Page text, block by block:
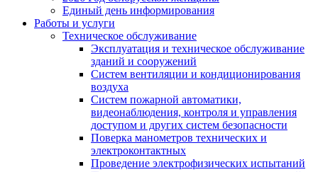
Единый день информирования
Работы и услуги
Техническое обслуживание
Эксплуатация и техническое обслуживание
зданий и сооружений
Систем вентиляции и кондиционирования
воздуха
Систем пожарной автоматики,
видеонаблюдения, контроля и управления
доступом и других систем безопасности
Поверка манометров технических и
электроконтактных
Проведение электрофизических испытаний